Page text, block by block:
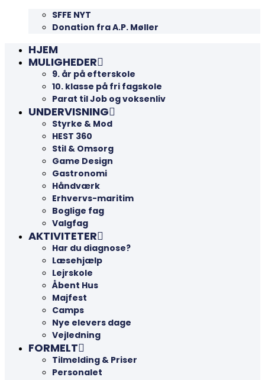
SFFE NYT
Donation fra A.P. Møller
HJEM
MULIGHEDER
9. år på efterskole
10. klasse på fri fagskole
Parat til Job og voksenliv
UNDERVISNING
Styrke & Mod
HEST 360
Stil & Omsorg
Game Design
Gastronomi
Håndværk
Erhvervs-maritim
Boglige fag
Valgfag
AKTIVITETER
Har du diagnose?
Læsehjælp
Lejrskole
Åbent Hus
Majfest
Camps
Nye elevers dage
Vejledning
FORMELT
Tilmelding & Priser
Personalet